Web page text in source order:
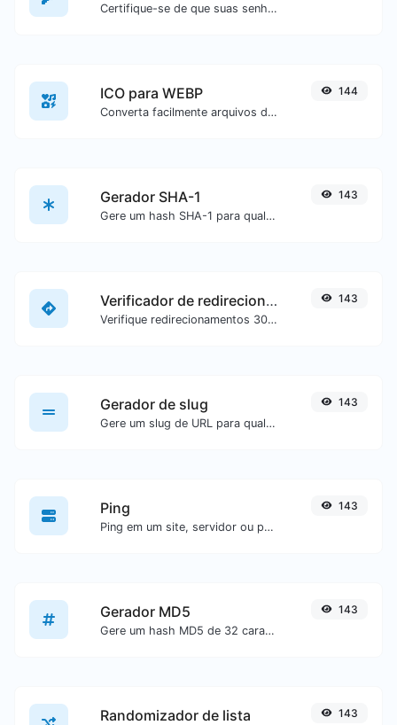
Certifique-se de que suas senhas sejam boas o suficiente.
ICO para WEBP
Converta facilmente arquivos de imagem ICO para WEBP.
144
Gerador SHA-1
Gere um hash SHA-1 para qualquer entrada de texto.
143
Verificador de redirecionamento de URL
Verifique redirecionamentos 301 & 302 de uma URL específica. Irá verificar até 10 redirecionamentos.
143
Gerador de slug
Gere um slug de URL para qualquer entrada de texto.
143
Ping
Ping em um site, servidor ou porta.
143
Gerador MD5
Gere um hash MD5 de 32 caracteres de comprimento para qualquer entrada de texto.
143
Randomizador de lista 143